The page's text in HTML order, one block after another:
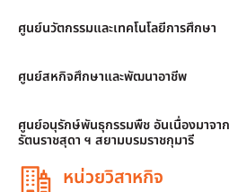
ศูนย์นวัตกรรมและเทคโนโลยีการศึกษา
ศูนย์สหกิจศึกษาและพัฒนาอาชีพ
ศูนย์อนุรักษ์พันธุกรรมพืช อันเนื่องมาจา
รัตนราชสุดา ฯ สยามบรมราชกุมารี
หน่วยวิสาหกิจ